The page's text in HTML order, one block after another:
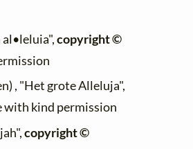
al•leluia",copyright ©
, "Het grote Alleluja",
with kind permission
copyright ©